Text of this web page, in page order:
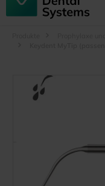
Bildergalerie